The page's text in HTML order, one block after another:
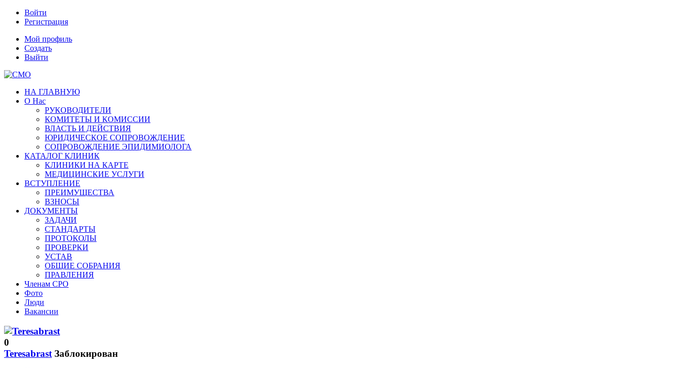
Войти
Регистрация
Мой профиль
Создать
Выйти
НА ГЛАВНУЮ
О Нас
РУКОВОДИТЕЛИ
КОМИТЕТЫ И КОМИССИИ
ВЛАСТЬ И ДЕЙСТВИЯ
ЮРИДИЧЕСКОЕ СОПРОВОЖДЕНИЕ
СОПРОВОЖДЕНИЕ ЭПИДИМИОЛОГА
КАТАЛОГ КЛИНИК
КЛИНИКИ НА КАРТЕ
МЕДИЦИНСКИЕ УСЛУГИ
ВСТУПЛЕНИЕ
ПРЕИМУЩЕСТВА
ВЗНОСЫ
ДОКУМЕНТЫ
ЗАДАЧИ
СТАНДАРТЫ
ПРОТОКОЛЫ
ПРОВЕРКИ
УСТАВ
ОБЩИЕ СОБРАНИЯ
ПРАВЛЕНИЯ
Членам СРО
Фото
Люди
Вакансии
0
Teresabrast Заблокирован